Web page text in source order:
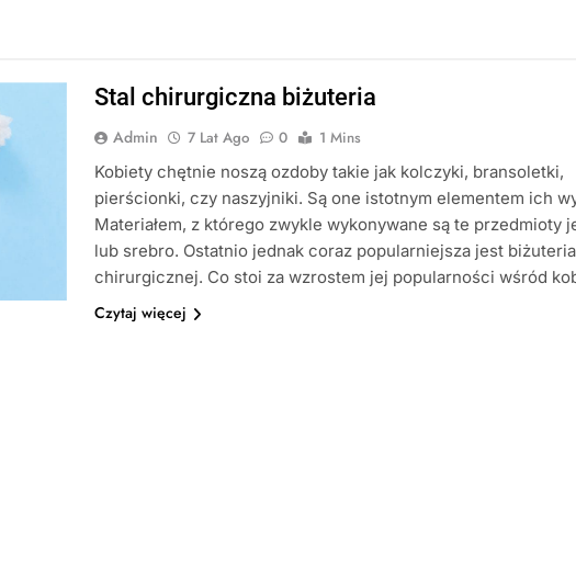
Stal chirurgiczna biżuteria
Admin 7 Lat Ago 0
1 Mins
Kobiety chętnie noszą ozdoby takie jak kolczyki, bransoletki,
pierścionki, czy naszyjniki. Są one istotnym elementem ich
Materiałem, z którego zwykle wykonywane są te przedmioty
lub srebro. Ostatnio jednak coraz popularniejsza jest
chirurgicznej. Co stoi za wzrostem jej popularności wśród
Czytaj więcej